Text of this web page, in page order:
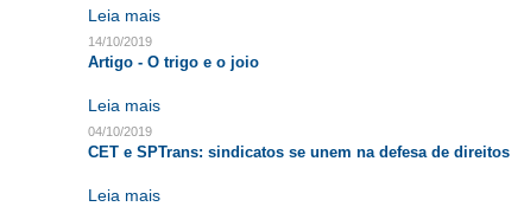
Leia mais
14/10/2019
Artigo - O trigo e o joio
Leia mais
04/10/2019
CET e SPTrans: sindicatos se unem na defesa de direitos
Leia mais